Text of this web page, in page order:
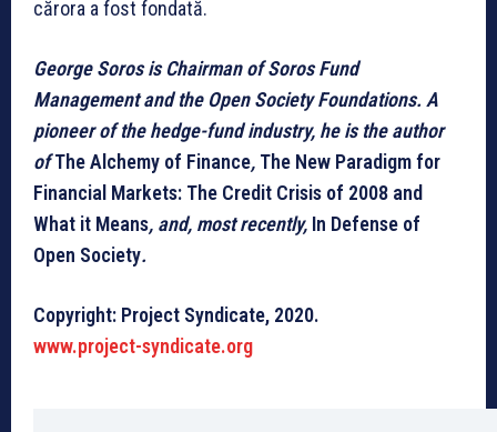
cărora a fost fondată.
George Soros is Chairman of Soros Fund
Management and the Open Society Foundations. A
pioneer of the hedge-fund industry, he is the author
ofThe Alchemy of Finance, The New Paradigm for
Financial Markets: The Credit Crisis of 2008 and
What it Means, and, most recently, In Defense of
Open Society.
Copyright: Project Syndicate, 2020.
www.project-syndicate.org